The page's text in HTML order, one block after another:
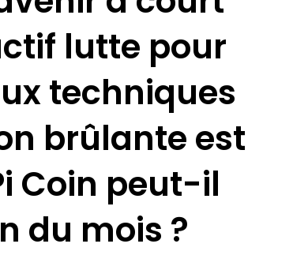
lutte pour
techniques
brûlante est
Coin peut-il
du mois ?